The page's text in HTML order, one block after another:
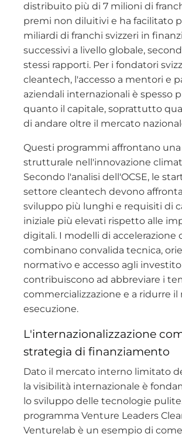
distribuito più di 7 milioni di
premi non diluitivi e ha facilitato
miliardi di franchi svizzeri in
successivi a livello globale,
stessi rapporti. Per i fondatori
cleantech, l'accesso a mentori e
aziendali internazionali è spesso
quanto il capitale, soprattutto
di andare oltre il mercato
Questi programmi affrontano una
strutturale nell'innovazione
Secondo l'analisi dell'OCSE, le
settore cleantech devono
sviluppo più lunghi e requisiti di
iniziale più elevati rispetto alle
digitali. I modelli di accelerazione
combinano convalida tecnica,
normativo e accesso agli
contribuiscono ad abbreviare i
commercializzazione e a ridurre il
esecuzione.
L'internazionalizzazione
strategia di finanziamento
Dato il mercato interno limitato
la visibilità internazionale è
lo sviluppo delle tecnologie
programma Venture Leaders
Venturelab è un esempio di